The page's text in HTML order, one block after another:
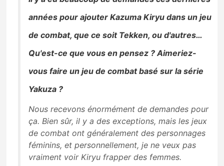
années pour ajouter Kazuma Kiryu dans un jeu
de combat, que ce soit Tekken, ou d'autres…
Qu'est-ce que vous en pensez ? Aimeriez-
vous faire un jeu de combat basé sur la série
Yakuza ?
Nous recevons énormément de demandes pour
ça. Bien sûr, il y a des exceptions, mais les jeux
de combat ont généralement des personnages
féminins, et personnellement, je ne veux pas
vraiment voir Kiryu frapper des femmes.